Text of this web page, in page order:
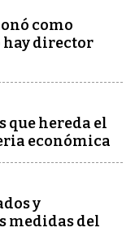
como
hay director
que hereda el
económica
y
medidas del